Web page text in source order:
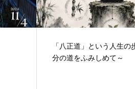
正道」という人生の歩き方～自
道をふみしめて～